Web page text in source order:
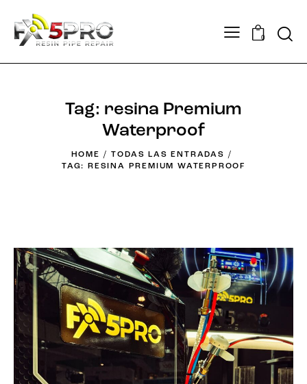
0
Tag: resina Premium
Waterproof
HOME
TODAS LAS ENTRADAS
TAG: RESINA PREMIUM WATERPROOF